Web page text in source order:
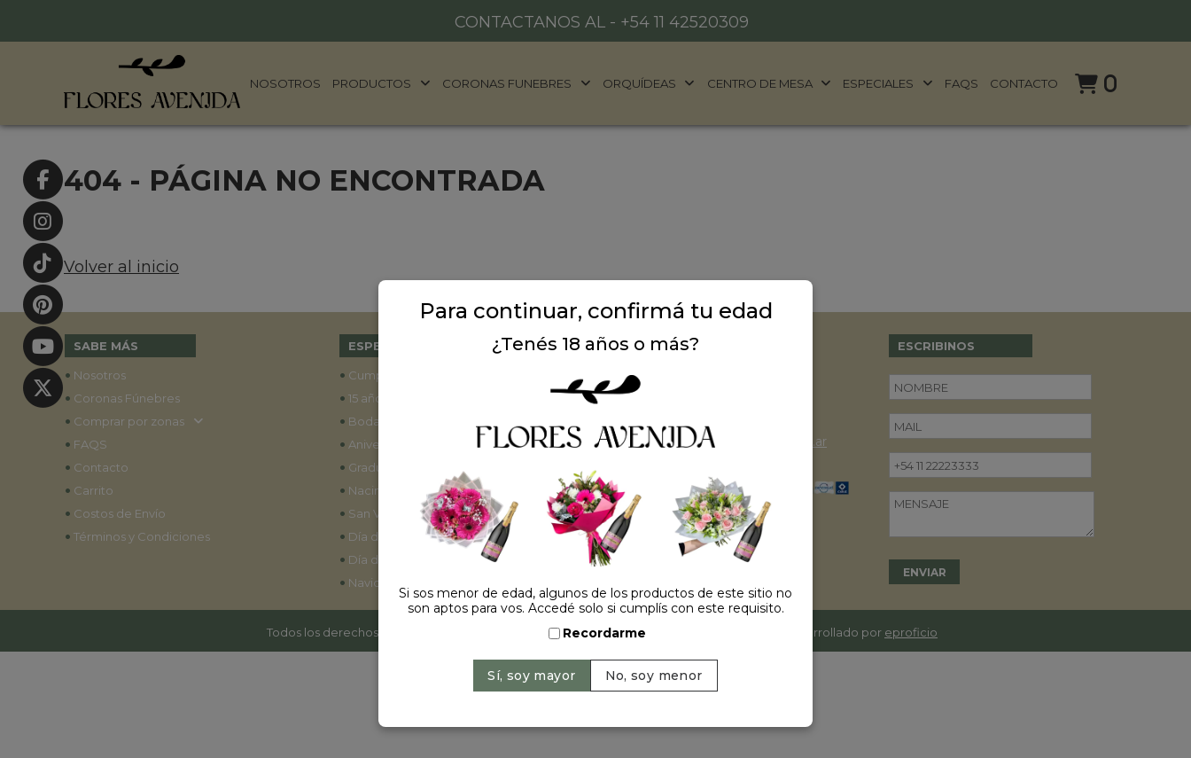
CONTACTANOS AL - +54 11 42520309
NOSOTROS PRODUCTOS CORONAS FUNEBRES ORQUÍDEAS CENTRO DE MESA ESPECIALES FAQS CONTACTO 0
404 - PÁGINA NO ENCONTRADA
Volver al inicio
SABE MÁS
• Nosotros
• Coronas Fúnebres
• Comprar por zonas
• FAQS
• Contacto
• Carrito
• Costos de Envío
• Términos y Condiciones
ESPECIALES
• Cumpleaños
• 15 años
• Bodas
• Aniversarios
• Graduaciones
• Nacimientos
• San Valentín
• Día de la primavera
• Día de la madre
• Navidad y año nuevo
DONDE ESTAMOS
Ubicación:
contacto@floresavenida.com.ar
ESCRIBINOS
Todos los derechos reservados | 2026 © Flores Avenida. | Argentina. - | Sitio desarrollado por eproficio
Para continuar, confirmá tu edad
¿Tenés 18 años o más?
Si sos menor de edad, algunos de los productos de este sitio no
son aptos para vos. Accedé solo si cumplís con este requisito.
Recordarme